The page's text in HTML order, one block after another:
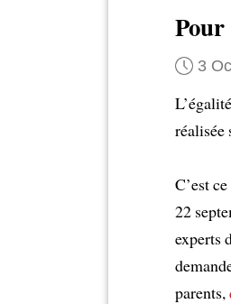
3
réalisée
C’est
22
experts
parents,